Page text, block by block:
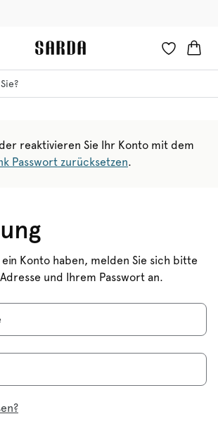
reaktivieren Sie Ihr Konto mit dem
Passwort zurücksetzen.
Konto haben, melden Sie sich bitte
und Ihrem Passwort an.